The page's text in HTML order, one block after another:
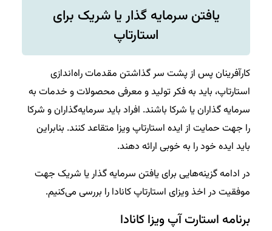
یافتن سرمایه گذار یا شریک برای
استارتاپ
کارآفرینان پس از پشت سر گذاشتن مقدمات راه‌اندازی
استارتاپ، باید به فکر تولید و معرفی محصولات و خدمات به
سرمایه گذاران یا شرکا باشند. افراد باید سرمایه‌گذاران و شرکا
را جهت حمایت از ایده استارتاپ ویزا متقاعد کنند. بنابراین
باید ایده خود را به خوبی ارائه دهند.
در ادامه گزینه‌هایی برای یافتن سرمایه گذار یا شریک جهت
موفقیت در اخذ ویزای استارتاپ کانادا را بررسی می‌کنیم.
برنامه استارت آپ ویزا کانادا